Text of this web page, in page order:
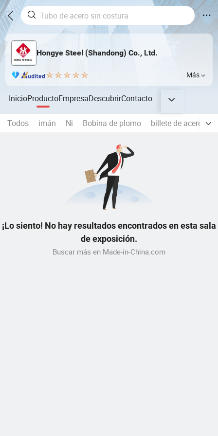
Hongye Steel (Shandong) Co., Ltd.
Más
InicioProductoEmpresaDescubrirContacto
Todos imán Ni Bobina de plomo billete de acero
¡Lo siento! No hay resultados encontrados en esta sala
de exposición.
Buscar más en Made-in-China.com